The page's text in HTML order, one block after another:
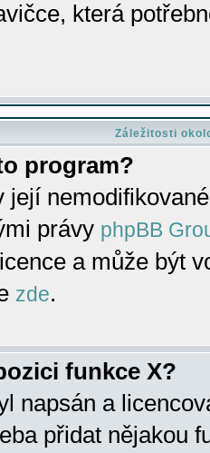
která
Záležitosti
program?
její
právy phpBB
a může být
zde.
funkce X?
napsán a
přidat nějakou